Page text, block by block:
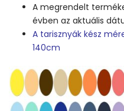
A megrendelt
évben az aktuális
A tarisznyák kész
140cm